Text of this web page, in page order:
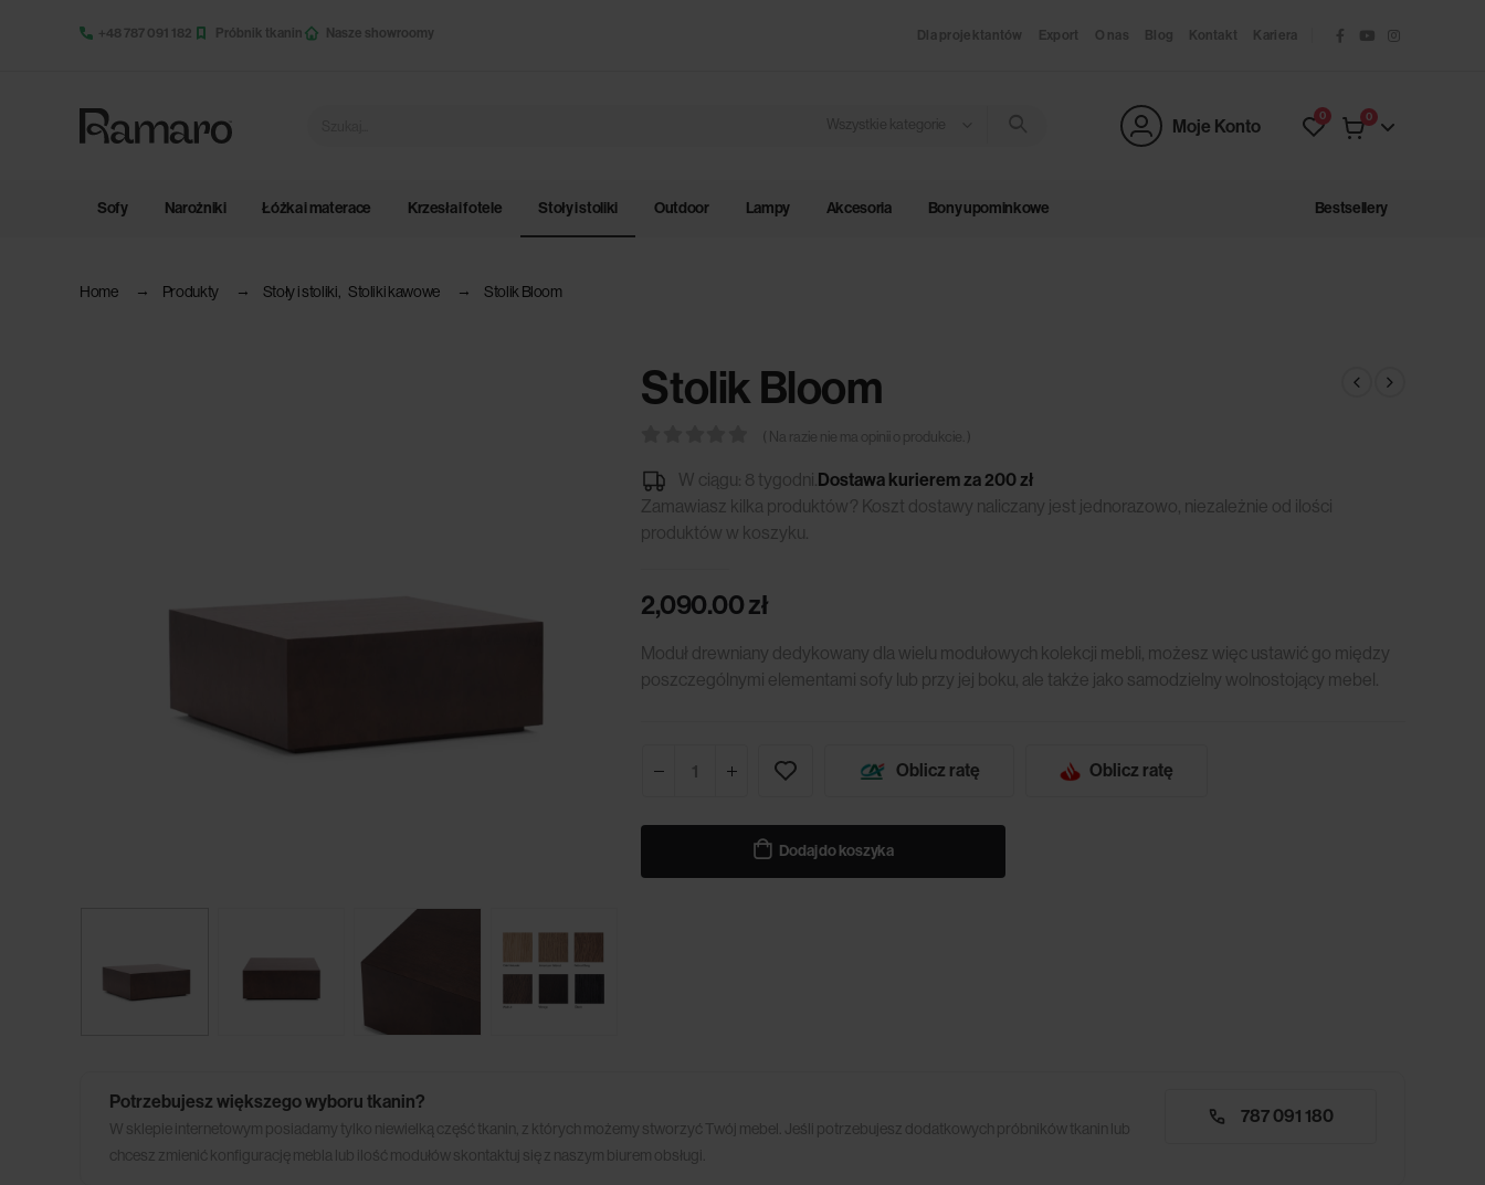
+48 787 091 182 Próbnik tkanin Nasze showroomy Dla projektantów Export O nas Blog Kontakt Kariera
Wszystkie kategorie Moje Konto 0 0
Sofy Narożniki Łóżka i materace Krzesła i fotele Stoły i stoliki Outdoor Lampy Akcesoria Bony upominkowe Bestsellery
Home Produkty Stoły i stoliki Stoliki kawowe Stolik Bloom
Stolik Bloom
( Na razie nie ma opinii o produkcie. )
W ciągu: 8 tygodni.Dostawa kurierem za 200 zł
Zamawiasz kilka produktów? Koszt dostawy naliczany jest jednorazowo, niezależnie od ilości
produktów w koszyku.
2,090.00zł
Moduł drewniany dedykowany dla wielu modułowych kolekcji mebli, możesz więc ustawić go między
poszczególnymi elementami sofy lub przy jej boku, ale także jako samodzielny wolnostojący mebel.
Oblicz ratę Oblicz ratę
Dodaj do koszyka
Potrzebujesz większego wyboru tkanin?
W sklepie internetowym posiadamy tylko niewielką część tkanin, z których możemy stworzyć Twój mebel. Jeśli potrzebujesz dodatkowych próbników tkanin lub
chcesz zmienić konfigurację mebla lub ilość modułów skontaktuj się z naszym biurem obsługi.
787 091 180